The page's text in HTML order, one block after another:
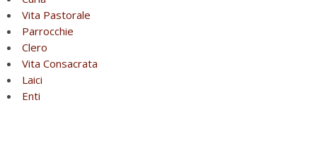
Vita Pastorale
Parrocchie
Clero
Vita Consacrata
Laici
Enti